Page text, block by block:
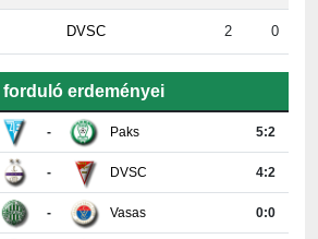
- Paks
DVSC 4:2
Vasas 0:0
Nyíregyháza 4:0